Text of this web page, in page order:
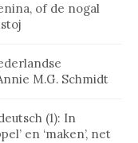
of de nogal
M.G. Schmidt
(1): In
en ‘maken’, net